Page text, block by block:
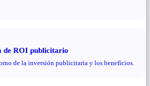
de ROI publicitario
de la inversión publicitaria y los beneficios.